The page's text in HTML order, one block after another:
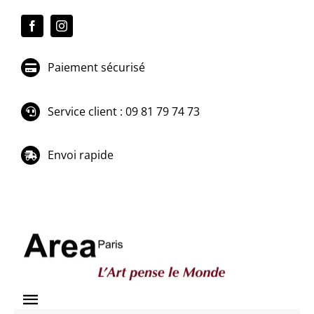
Paiement sécurisé
Service client : 09 81 79 74 73
Envoi rapide